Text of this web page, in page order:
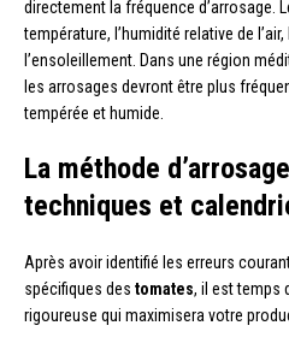
directement la fréquence d’arrosage.
température, l’humidité relative de
l’ensoleillement. Dans une région
les arrosages devront être plus
tempérée et humide.
La méthode
techniques et
Après avoir identifié les erreurs
spécifiques des tomates, il est temps
rigoureuse qui maximisera votre